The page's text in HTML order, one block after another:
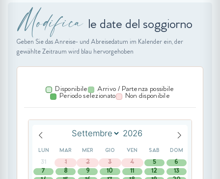
Modifica le date del soggiorno
Geben Sie das Anreise- und Abreisedatum im Kalender ein, der
gewählte Zeitraum wird blau hervorgehoben
Disponibile
Arrivo / Partenza possibile
Periodo selezionato
Non disponibile
LUN MAR MER GIO VEN SAB DOM
31 1 2 3 4 5
6
7
8 9 10 11 12
13